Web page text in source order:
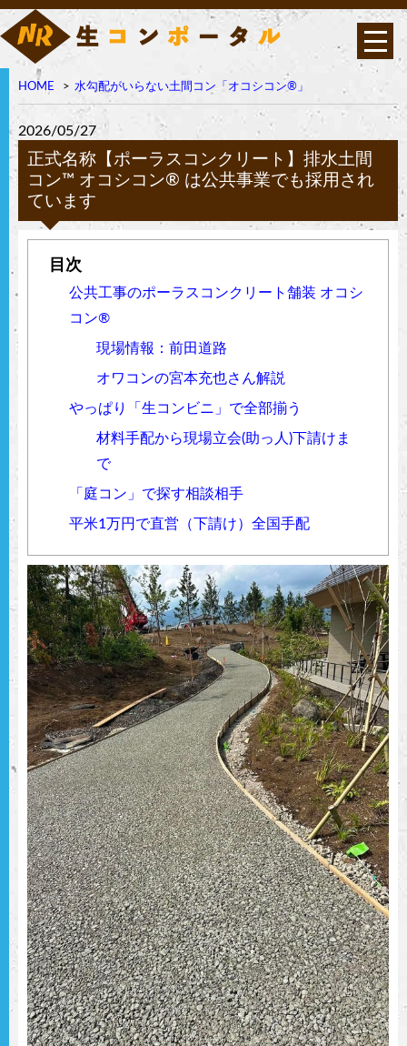
オコシコン®︎は高い透水
性を持ちながら表面強
ーラス構造の高強度コン
クリート
HOME 水勾配がいらない土間コン「オコシコン®︎」
2026/05/27
正式名称【ポーラスコンクリート】排水土間
コン™︎ オコシコン®︎ は公共事業でも採用され
ています
公共工事のポーラスコンクリート舗装 オコシ
コン®︎
現場情報：前田道路
オワコンの宮本充也さん解説
やっぱり「生コンビニ」で全部揃う
材料手配から現場立会(助っ人)下請けま
で
「庭コン」で探す相談相手
平米1万円で直営（下請け）全国手配